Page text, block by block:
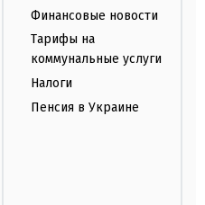
Финансовые новости
Тарифы на
коммунальные услуги
Налоги
Пенсия в Украине